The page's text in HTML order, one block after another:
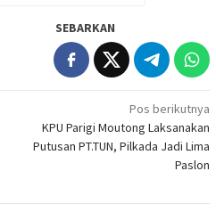
SEBARKAN
Pos berikutnya
KPU Parigi Moutong Laksanakan
Putusan PT.TUN, Pilkada Jadi Lima
Paslon